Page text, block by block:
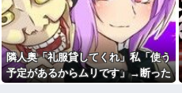
お姫様だっこを夢見る肥満な
私、プールである子供達に「肥
満！」「肥満だ！」と騒がれ
た。それは慣れてるので別にい
いが……その後→
子供ができなかった姉に、双
子の片方を姉夫婦に養子に出し
た。すると、養子に出した子が
隣人奥「礼服貸してくれ」私「使う
予定があるからムリです」→断った